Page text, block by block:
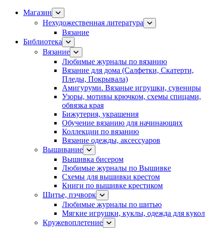
Магазин
Нехудожественная литература
Вязание
Библиотека
Вязание
Любимые журналы по вязанию
Вязание для дома (Салфетки, Скатерти,
Пледы, Покрывала)
Амигуруми. Вязаные игрушки, сувениры
Узоры, мотивы крючком, схемы спицами,
обвязка края
Бижутерия, украшения
Обучение вязанию для начинающих
Коллекции по вязанию
Вязание одежды, аксессуаров
Вышивание
Вышивка бисером
Любимые журналы по Вышивке
Схемы для вышивки крестом
Книги по вышивке крестиком
Шитье, пэчворк
Любимые журналы по шитью
Мягкие игрушки, куклы, одежда для кукол
Кружевоплетение